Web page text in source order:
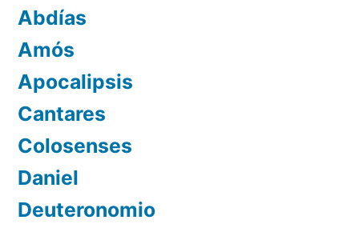
Abdías
Amós
Apocalipsis
Cantares
Colosenses
Daniel
Deuteronomio